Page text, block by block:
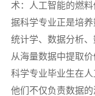
术：人工智能的燃
据科学专业正是培
统计学、数据分析
从海量数据中提取
科学专业毕业生在人
他们不仅负责数据